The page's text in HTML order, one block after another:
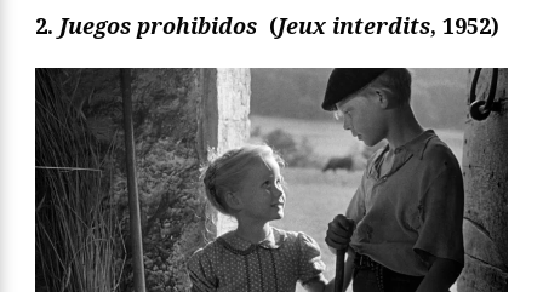
2. Juegos prohibidos (Jeux interdits, 1952)